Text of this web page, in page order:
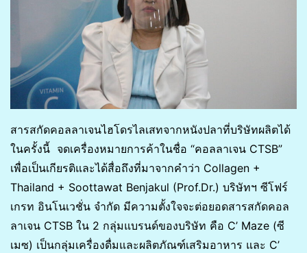
สารสกัดคอลลาเจนไฮโดรไลเสทจากหนังปลาที่บริษัทผลิตได้
ในครั้งนี้ จดเครื่องหมายการค้าในชื่อ “คอลลาเจน CTSB”
เพื่อเป็นเกียรติและได้สื่อถึงที่มาจากคำว่า Collagen +
Thailand + Soottawat Benjakul (Prof.Dr.) บริษัทฯ ซีโฟร์
เกรท อินโนเวชั่น จำกัด มีความตั้งใจจะต่อยอดสารสกัดคอล
ลาเจน CTSB ใน 2 กลุ่มแบรนด์ของบริษัท คือ C’ Maze (ซี
เมซ) เป็นกลุ่มเครื่องดื่มและผลิตภัณฑ์เสริมอาหาร และ C’